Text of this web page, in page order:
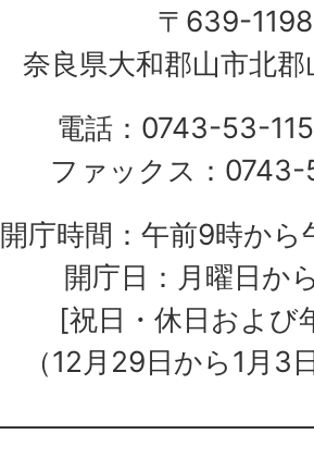
〒639-1198
奈良県大和郡山市北
電話：0743-53-
ファックス：
開庁時間：午前9時か
開庁日：月曜日か
[祝日・休日および
（12月29日から1月3